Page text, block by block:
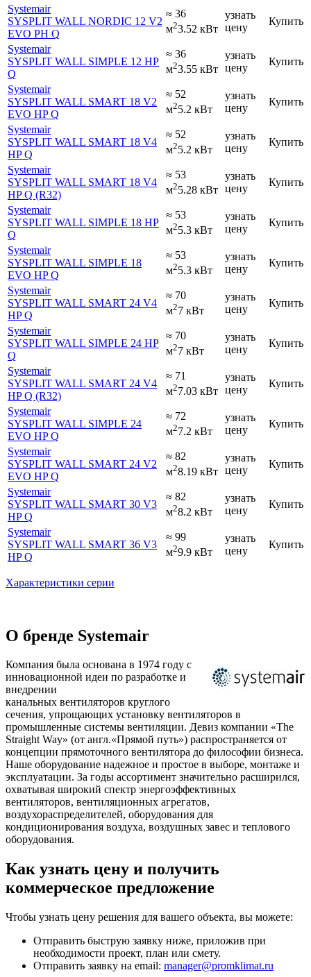
Systemair
SYSPLIT WALL NORDIC 12 V2
EVO PH Q
≈ 36
м23.52 кВт
узнать
цену
Купить
Systemair
SYSPLIT WALL SIMPLE 12 HP
Q
≈ 36
м23.55 кВт
узнать
цену
Купить
Systemair
SYSPLIT WALL SMART 18 V2
EVO HP Q
≈ 52
м25.2 кВт
узнать
цену
Купить
Systemair
SYSPLIT WALL SMART 18 V4
HP Q
≈ 52
м25.2 кВт
узнать
цену
Купить
Systemair
SYSPLIT WALL SMART 18 V4
HP Q (R32)
≈ 53
м25.28 кВт
узнать
цену
Купить
Systemair
SYSPLIT WALL SIMPLE 18 HP
Q
≈ 53
м25.3 кВт
узнать
цену
Купить
Systemair
SYSPLIT WALL SIMPLE 18
EVO HP Q
≈ 53
м25.3 кВт
узнать
цену
Купить
Systemair
SYSPLIT WALL SMART 24 V4
HP Q
≈ 70
м27 кВт
узнать
цену
Купить
Systemair
SYSPLIT WALL SIMPLE 24 HP
Q
≈ 70
м27 кВт
узнать
цену
Купить
Systemair
SYSPLIT WALL SMART 24 V4
HP Q (R32)
≈ 71
м27.03 кВт
узнать
цену
Купить
Systemair
SYSPLIT WALL SIMPLE 24
EVO HP Q
≈ 72
м27.2 кВт
узнать
цену
Купить
Systemair
SYSPLIT WALL SMART 24 V2
EVO HP Q
≈ 82
м28.19 кВт
узнать
цену
Купить
Systemair
SYSPLIT WALL SMART 30 V3
HP Q
≈ 82
м28.2 кВт
узнать
цену
Купить
Systemair
SYSPLIT WALL SMART 36 V3
HP Q
≈ 99
м29.9 кВт
узнать
цену
Купить
Характеристики серии
О бренде Systemair
Компания была основана в 1974 году с
инновационной идеи по разработке и
внедрении
канальных вентиляторов круглого
сечения, упрощающих установку вентиляторов в
промышленные системы вентиляции. Девиз компании «The
Straight Way» (от англ.«Прямой путь») распространяется от
концепции прямоточного вентилятора до философии бизнеса.
Наше оборудование надежное и простое в выборе, монтаже и
эксплуатации. За годы ассортимент значительно расширился,
охватывая широкий спектр энергоэффективных
вентиляторов, вентиляционных агрегатов,
воздухораспределителей, оборудования для
кондиционирования воздуха, воздушных завес и теплового
оборудования.
Как узнать цену и получить
коммерческое предложение
Чтобы узнать цену решения для вашего объекта, вы можете:
Отправить быструю заявку ниже, приложив при
необходимости проект, план или смету.
Отправить заявку на email: manager@promklimat.ru